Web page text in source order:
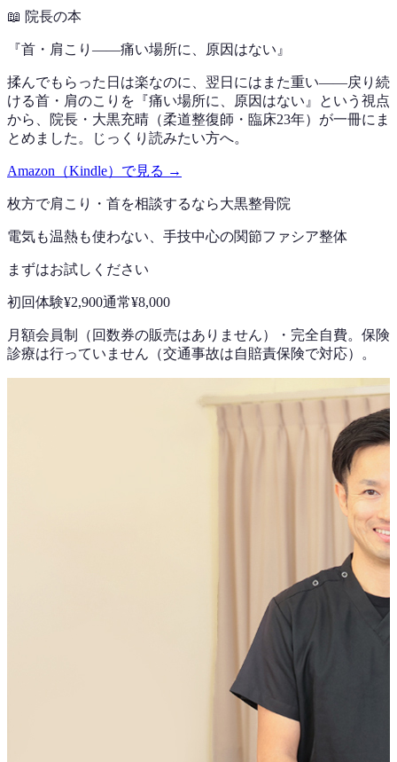
📖 院長の本
『首・肩こり——痛い場所に、原因はない 』
揉んでもらった日は楽なのに、翌日にはまた重い——戻り続
ける首・肩のこりを『痛い場所に、原因はない』という視点
から、院長・大黒充晴（柔道整復師・臨床23年）が一冊にま
とめました。じっくり読みたい方へ。
Amazon（Kindle）で見る →
枚方で肩こり・首を相談するなら大黒整骨院
電気も温熱も使わない、手技中心の関節ファシア整体
まずはお試しください
初回体験¥2,900通常¥8,000
月額会員制（回数券の販売はありません） ・ 完全自費。保険
診療は行っていません（交通事故は自賠責保険で対応）。